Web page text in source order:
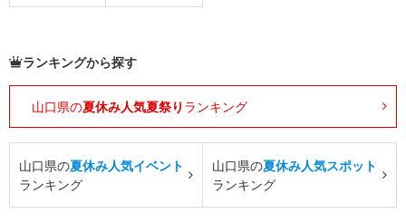
ランキングから探す
山口県の夏休み人気夏祭り ランキング
山口県の夏休み人気イベント
ランキング
山口県の夏休み人気スポット
ランキング